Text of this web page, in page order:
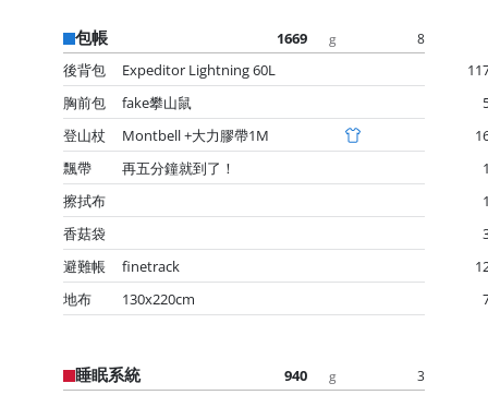
包帳 1669 g 8
後背包 Expeditor Lightning 60L
胸前包
fake攀山鼠
登山杖
Montbell +大力膠帶1M
飄帶
再五分鐘就到了！
擦拭布
香菇袋
避難帳
finetrack
地布
130x220cm
睡眠系統 940 g 3